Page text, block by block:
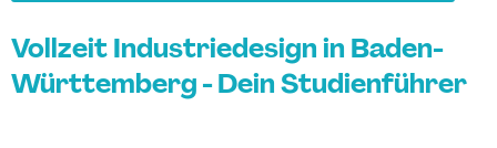
Vollzeit Industriedesign in Baden-
Württemberg - Dein Studienführer